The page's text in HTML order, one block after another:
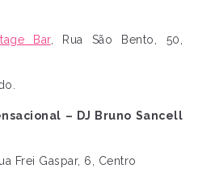
Bar, Rua São Bento, 50,
– DJ Bruno Sancell
Frei Gaspar, 6, Centro